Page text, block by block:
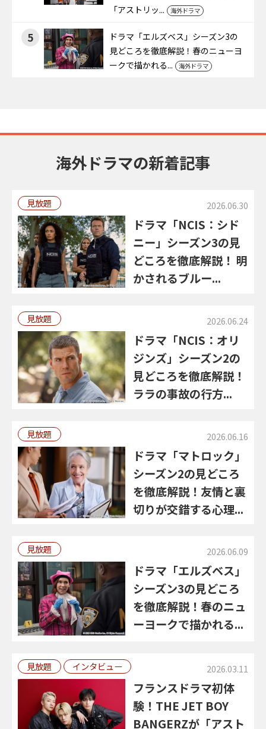
「アストリッ...
海外ドラマ
5
ドラマ「エルズベス」シーズン3の
見どころを徹底解説！春のニューヨ
ークで描かれる...
海外ドラマ
海外ドラマの新着記事
見放題 2026.06.30
ドラマ「NCIS：シド
ニー」シーズン3の見
どころを徹底解説！ 明
かされるブルー...
見放題 2026.06.24
ドラマ「NCIS：オリ
ジンズ」シーズン2の
見どころを徹底解説！
ララの事故の行方...
見放題 2026.06.16
ドラマ「マトロック」
シーズン2の見どころ
を徹底解説！友情と裏
切りが交錯する心理...
見放題 2026.06.09
ドラマ「エルズベス」
シーズン3の見どころ
を徹底解説！春のニュ
ーヨークで描かれる...
見放題 インタビュー 2026.03.11
フランスドラマ初体
験！THE JET BOY
BANGERZが「アスト